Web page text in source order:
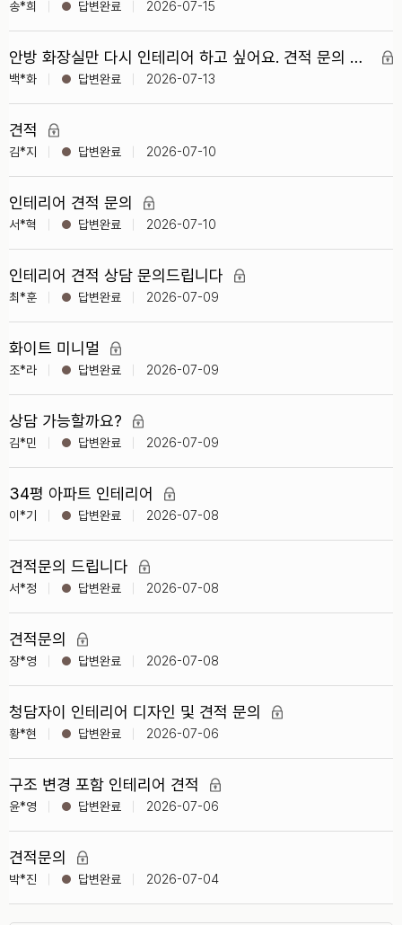
송*희 2026-07-15
안방 화장실만 다시 인테리어 하고 싶어요. 견적 문의 드립니다.
백*화 2026-07-13
견적
김*지 2026-07-10
인테리어 견적 문의
서*혁 2026-07-10
인테리어 견적 상담 문의드립니다
최*훈 2026-07-09
화이트 미니멀
조*라 2026-07-09
상담 가능할까요?
김*민 2026-07-09
34평 아파트 인테리어
이*기 2026-07-08
견적문의 드립니다
서*정 2026-07-08
견적문의
장*영 2026-07-08
청담자이 인테리어 디자인 및 견적 문의
황*현 2026-07-06
구조 변경 포함 인테리어 견적
윤*영 2026-07-06
견적문의
박*진 2026-07-04